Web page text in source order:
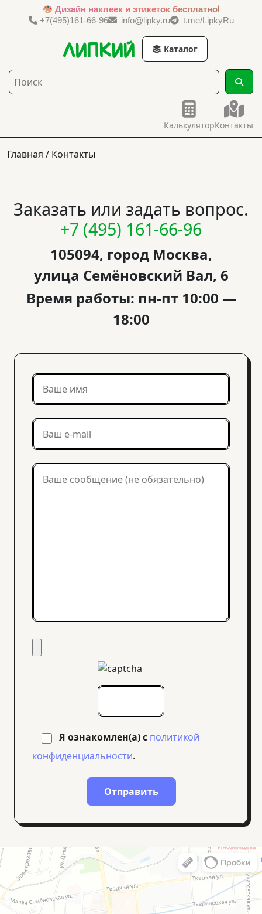
Дизайн наклеек и этикеток бесплатно!
+7(495)161-66-96 info@lipky.ru t.me/LipkyRu
липкий Каталог
КалькуляторКонтакты
Главная / Контакты
Заказать или задать вопрос.
+7 (495) 161-66-96
105094, город Москва,
улица Семёновский Вал, 6
Время работы: пн-пт 10:00 —
18:00
Я ознакомлен(а) с политикой
конфиденциальности.